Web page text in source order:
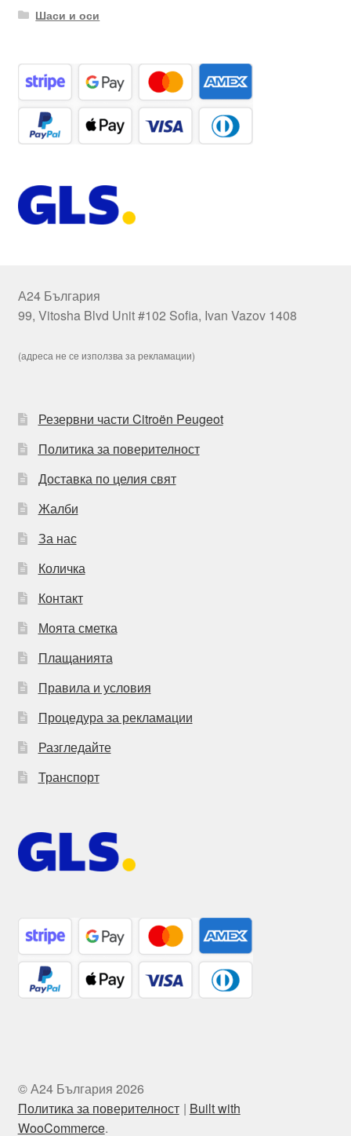
Шаси и оси
А24 България
99, Vitosha Blvd Unit #102 Sofia, Ivan Vazov 1408
(адреса не се използва за рекламации)
Резервни части Citroën Peugeot
Политика за поверителност
Доставка по целия свят
Жалби
За нас
Количка
Контакт
Моята сметка
Плащанията
Правила и условия
Процедура за рекламации
Разгледайте
Транспорт
© А24 България 2026
Политика за поверителност
Built with
WooCommerce.